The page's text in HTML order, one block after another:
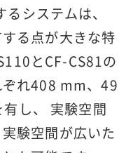
システムは、
る点が大きな特
とCF-CS81の
ぞれ408 mm、49
し、 実験空間
験空間が広いた